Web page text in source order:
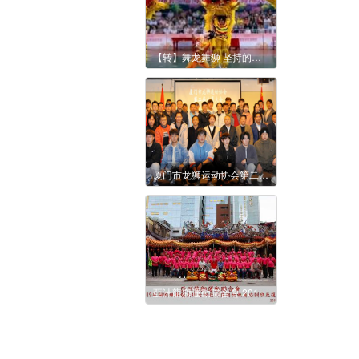
【转】舞龙舞狮 坚持的力量--吴泽荣
厦门市龙狮运动协会第二次会员大会 暨第二届理事会换届大会胜利召开
亞洲龍獅運動聯合會 2019年國際級舞龍南獅北獅裁判員與教練員培訓班及復訓